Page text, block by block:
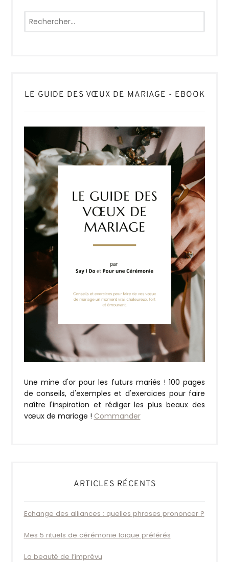
LE GUIDE DES VŒUX DE MARIAGE - EBOOK
Une mine d'or pour les futurs mariés ! 100 pages
de conseils, d'exemples et d'exercices pour faire
naître l'inspiration et rédiger les plus beaux des
vœux de mariage ! Commander
ARTICLES RÉCENTS
Echange des alliances : quelles phrases prononcer ?
Mes 5 rituels de cérémonie laïque préférés
La beauté de l’imprévu